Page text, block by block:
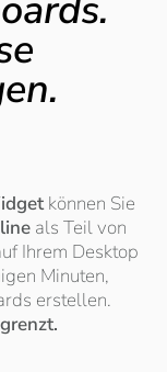
können Sie
als Teil von
Ihrem Desktop
Minuten,
erstellen.